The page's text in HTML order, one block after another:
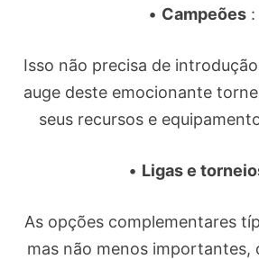
• Campeões :
Isso não precisa de
auge deste emocionante
seus recursos e
• Ligas e
As opções complementares
mas não menos importantes,